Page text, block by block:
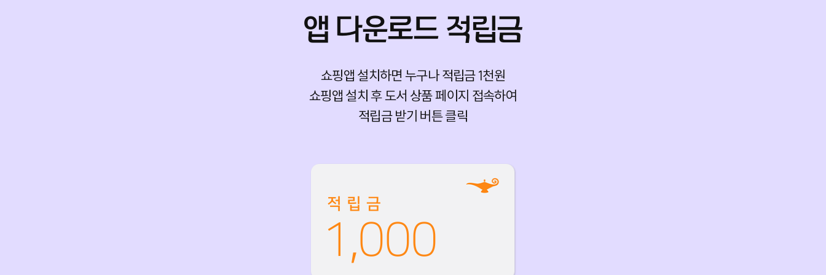
앱 다운로드 적립금
쇼핑앱 설치하면 누구나 적립금 1천원
쇼핑앱 설치 후 도서 상품 페이지 접속하여
적립금 받기 버튼 클릭
적립금
1,000